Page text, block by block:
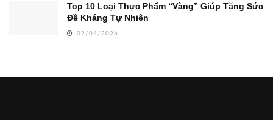
Top 10 Loại Thực Phẩm “Vàng” Giúp Tăng Sức
Đề Kháng Tự Nhiên
02/04/2026